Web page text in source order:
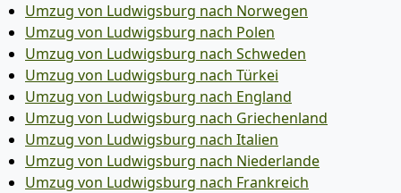
Umzug von Ludwigsburg nach Norwegen
Umzug von Ludwigsburg nach Polen
Umzug von Ludwigsburg nach Schweden
Umzug von Ludwigsburg nach Türkei
Umzug von Ludwigsburg nach England
Umzug von Ludwigsburg nach Griechenland
Umzug von Ludwigsburg nach Italien
Umzug von Ludwigsburg nach Niederlande
Umzug von Ludwigsburg nach Frankreich